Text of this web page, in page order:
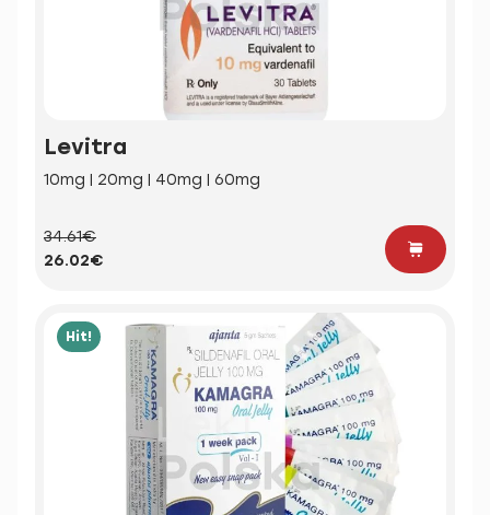
Levitra
10mg | 20mg | 40mg | 60mg
34.61€
26.02€
Hit!